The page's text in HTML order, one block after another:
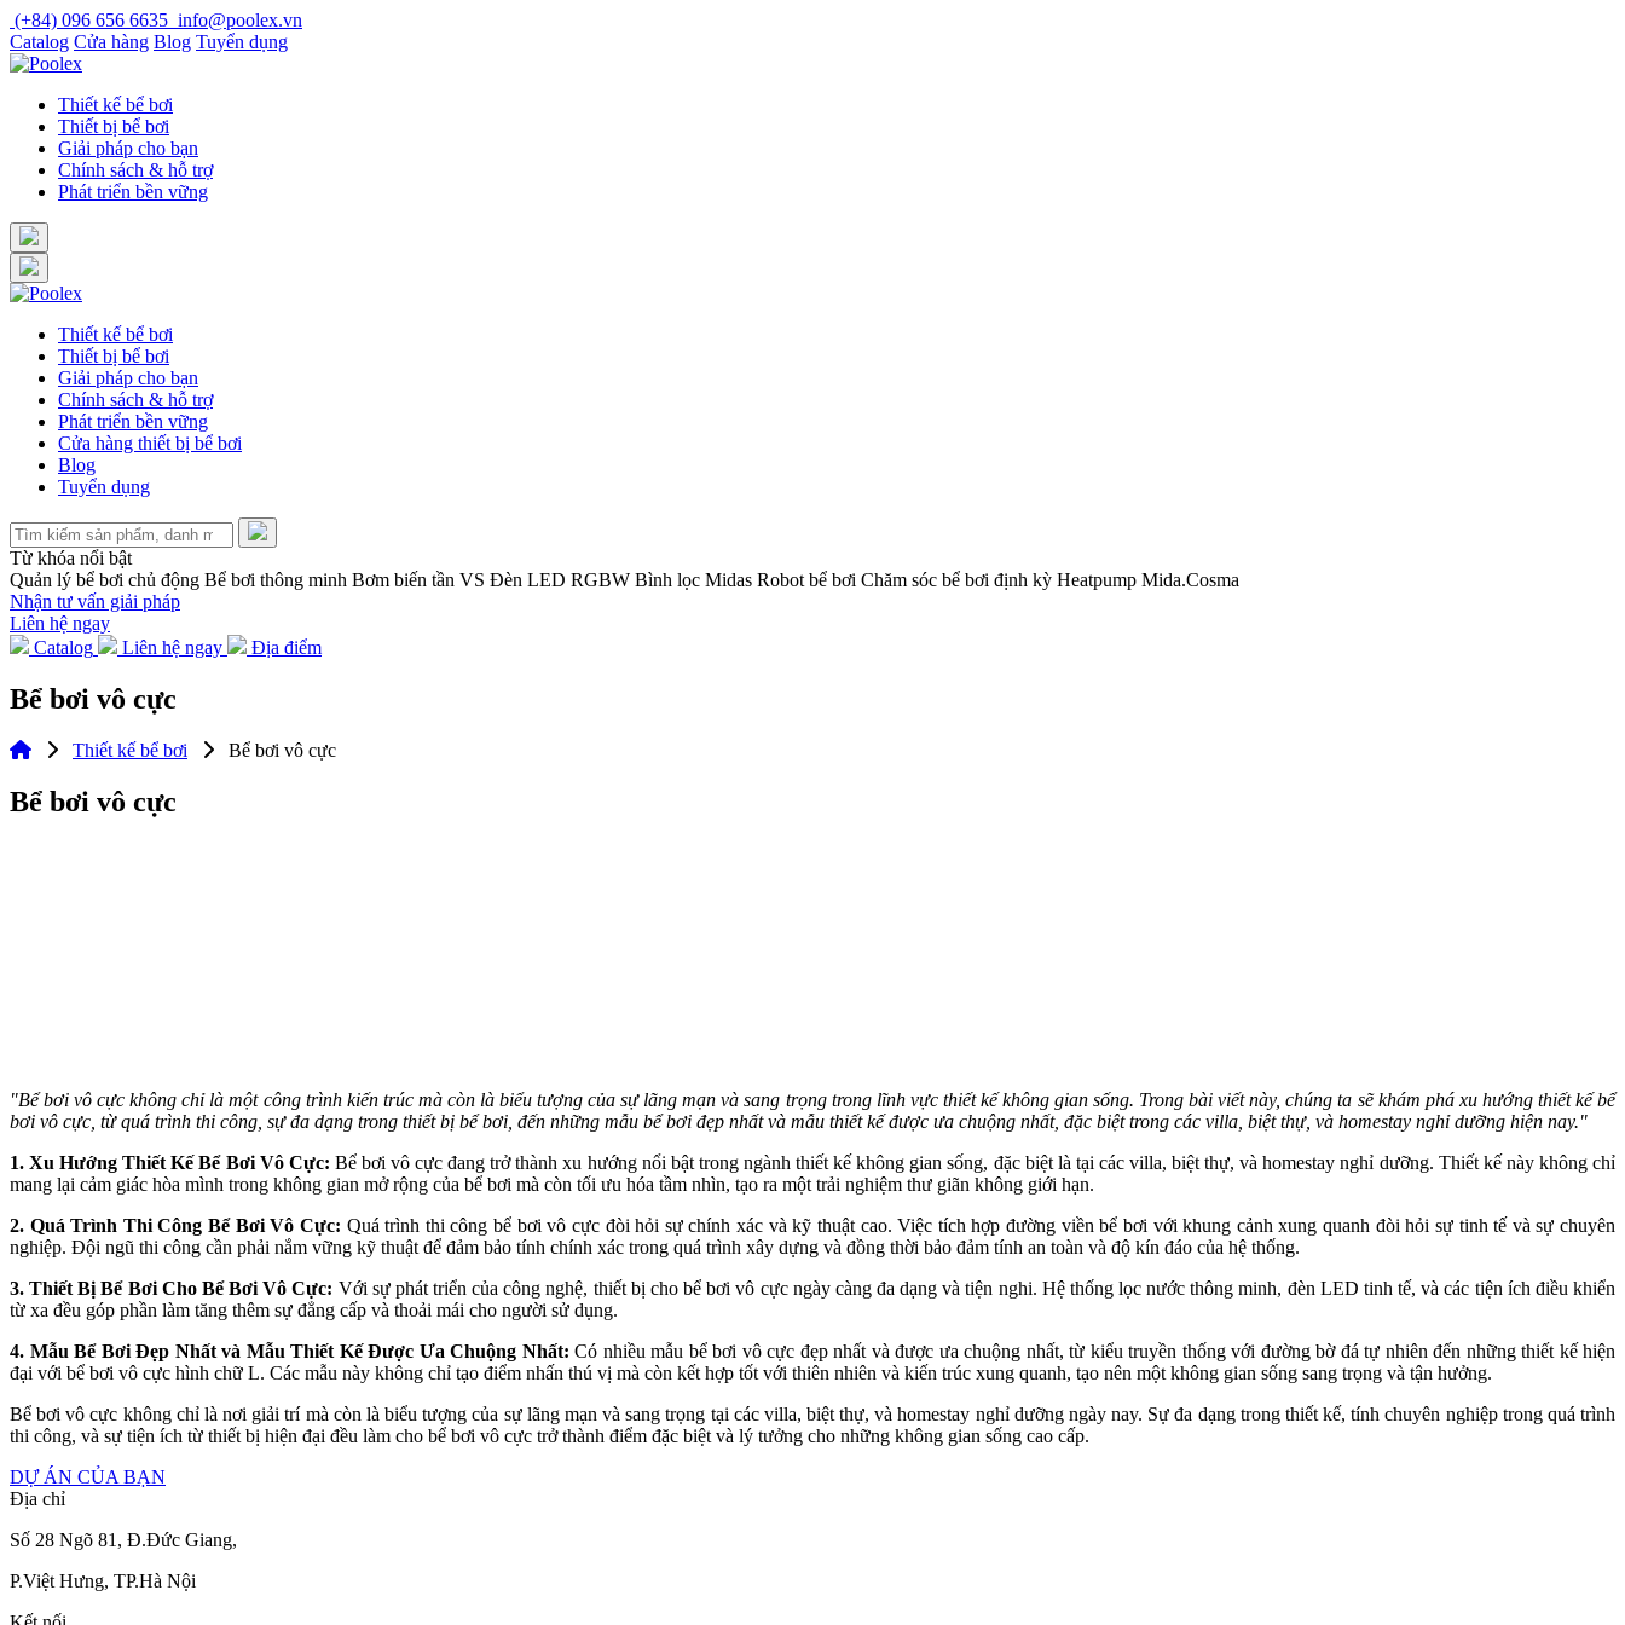
Skip
to
content
(+84) 096 656 6635 info@poolex.vn
Catalog Cửa hàng Blog Tuyển dụng
Thiết kế bể bơi
Thiết bị bể bơi
Giải pháp cho bạn
Chính sách & hỗ trợ
Phát triển bền vững
Thiết kế bể bơi
Thiết bị bể bơi
Giải pháp cho bạn
Chính sách & hỗ trợ
Phát triển bền vững
Cửa hàng thiết bị bể bơi
Blog
Tuyển dụng
Từ khóa nổi bật
Quản lý bể bơi chủ động Bể bơi thông minh Bơm biến tần VS Đèn LED RGBW Bình lọc Midas Robot bể bơi Chăm sóc bể bơi định kỳ Heatpump Mida.Cosma
Nhận tư vấn giải pháp
Liên hệ ngay
Catalog
Liên hệ ngay Địa điểm
Bể bơi vô cực
Thiết kế bể bơi Bể bơi vô cực
Bể bơi vô cực
"Bể bơi vô cực không chỉ là một công trình kiến trúc mà còn là biểu tượng của sự lãng mạn và sang trọng trong lĩnh vực thiết kế không gian sống. Trong bài viết này, chúng ta sẽ khám phá xu hướng thiết kế bể
bơi vô cực, từ quá trình thi công, sự đa dạng trong thiết bị bể bơi, đến những mẫu bể bơi đẹp nhất và mẫu thiết kế được ưa chuộng nhất, đặc biệt trong các villa, biệt thự, và homestay nghỉ dưỡng hiện nay."
1. Xu Hướng Thiết Kế Bể Bơi Vô Cực: Bể bơi vô cực đang trở thành xu hướng nổi bật trong ngành thiết kế không gian sống, đặc biệt là tại các villa, biệt thự, và homestay nghỉ dưỡng. Thiết kế này không chỉ
mang lại cảm giác hòa mình trong không gian mở rộng của bể bơi mà còn tối ưu hóa tầm nhìn, tạo ra một trải nghiệm thư giãn không giới hạn.
2. Quá Trình Thi Công Bể Bơi Vô Cực: Quá trình thi công bể bơi vô cực đòi hỏi sự chính xác và kỹ thuật cao. Việc tích hợp đường viền bể bơi với khung cảnh xung quanh đòi hỏi sự tinh tế và sự chuyên
nghiệp. Đội ngũ thi công cần phải nắm vững kỹ thuật để đảm bảo tính chính xác trong quá trình xây dựng và đồng thời bảo đảm tính an toàn và độ kín đáo của hệ thống.
3. Thiết Bị Bể Bơi Cho Bể Bơi Vô Cực: Với sự phát triển của công nghệ, thiết bị cho bể bơi vô cực ngày càng đa dạng và tiện nghi. Hệ thống lọc nước thông minh, đèn LED tinh tế, và các tiện ích điều khiển
từ xa đều góp phần làm tăng thêm sự đẳng cấp và thoải mái cho người sử dụng.
4. Mẫu Bể Bơi Đẹp Nhất và Mẫu Thiết Kế Được Ưa Chuộng Nhất: Có nhiều mẫu bể bơi vô cực đẹp nhất và được ưa chuộng nhất, từ kiểu truyền thống với đường bờ đá tự nhiên đến những thiết kế hiện
đại với bể bơi vô cực hình chữ L. Các mẫu này không chỉ tạo điểm nhấn thú vị mà còn kết hợp tốt với thiên nhiên và kiến trúc xung quanh, tạo nên một không gian sống sang trọng và tận hưởng.
Bể bơi vô cực không chỉ là nơi giải trí mà còn là biểu tượng của sự lãng mạn và sang trọng tại các villa, biệt thự, và homestay nghỉ dưỡng ngày nay. Sự đa dạng trong thiết kế, tính chuyên nghiệp trong quá trình
thi công, và sự tiện ích từ thiết bị hiện đại đều làm cho bể bơi vô cực trở thành điểm đặc biệt và lý tưởng cho những không gian sống cao cấp.
DỰ ÁN CỦA BẠN
Địa chỉ
Số 28 Ngõ 81, Đ.Đức Giang,
P.Việt Hưng, TP.Hà Nội